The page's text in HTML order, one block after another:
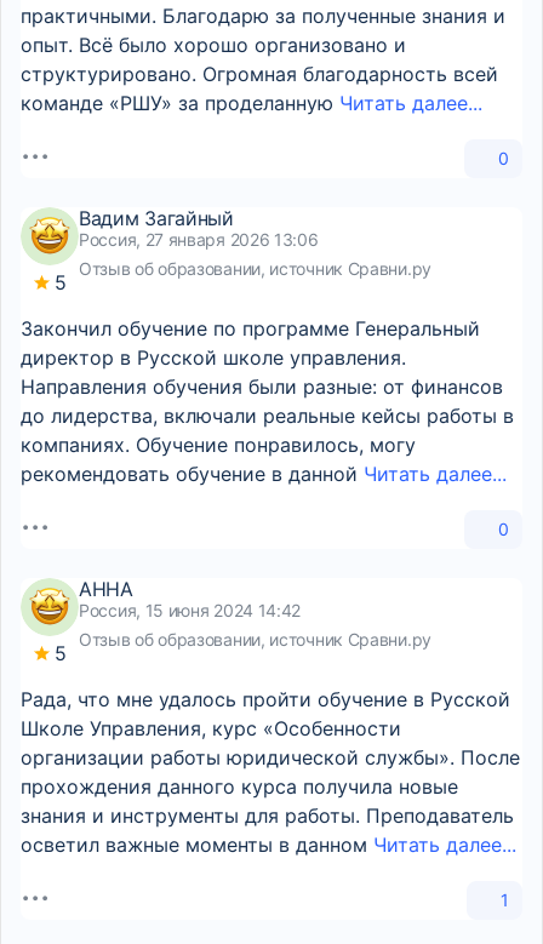
практичными. Благодарю за полученные знания и
опыт. Всё было хорошо организовано и
структурировано. Огромная благодарность всей
команде «РШУ» за проделанную Читать далее...
0
5
Вадим Загайный
Россия, 27 января 2026 13:06
Отзыв об образовании, источник Сравни.ру
Закончил обучение по программе Генеральный
директор в Русской школе управления.
Направления обучения были разные: от финансов
до лидерства, включали реальные кейсы работы в
компаниях. Обучение понравилось, могу
рекомендовать обучение в данной Читать далее...
0
5
АННА
Россия, 15 июня 2024 14:42
Отзыв об образовании, источник Сравни.ру
Рада, что мне удалось пройти обучение в Русской
Школе Управления, курс «Особенности
организации работы юридической службы». После
прохождения данного курса получила новые
знания и инструменты для работы. Преподаватель
осветил важные моменты в данном Читать далее...
1